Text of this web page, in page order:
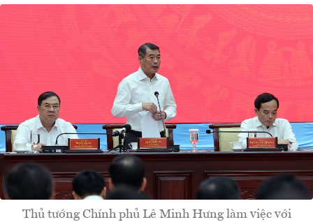
Thủ tướng Chính phủ Lê Minh Hưng làm việc với